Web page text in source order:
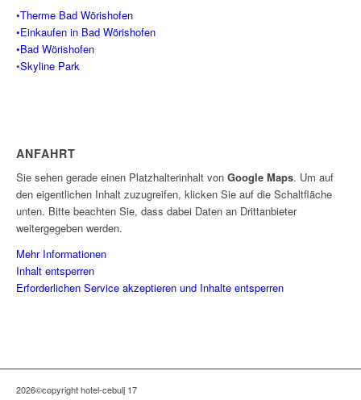
•Therme Bad Wörishofen
•Einkaufen in Bad Wörishofen
•Bad Wörishofen
•Skyline Park
ANFAHRT
Sie sehen gerade einen Platzhalterinhalt von Google Maps. Um auf
den eigentlichen Inhalt zuzugreifen, klicken Sie auf die Schaltfläche
unten. Bitte beachten Sie, dass dabei Daten an Drittanbieter
weitergegeben werden.
Mehr Informationen
Inhalt entsperren
Erforderlichen Service akzeptieren und Inhalte entsperren
2026©copyright hotel-cebulj 17